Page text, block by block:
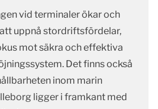
vid terminaler ökar och
uppnå stordriftsfördelar,
mot säkra och effektiva
Det finns också
inom marin
ligger i framkant med